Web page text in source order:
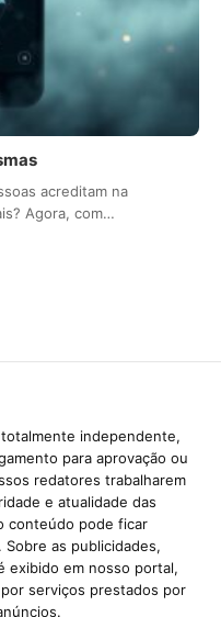
acreditam na
Agora, com…
independente,
para aprovação ou
redatores trabalharem
e atualidade das
conteúdo pode ficar
as publicidades,
exibido em nosso portal,
serviços prestados por